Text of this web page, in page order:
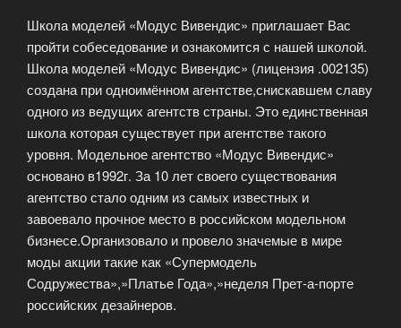
Школа моделей «Модус Вивендис» приглашает Вас
пройти собеседование и ознакомится с нашей школой.
Школа моделей «Модус Вивендис» (лицензия .002135)
создана при одноимённом агентстве,снискавшем славу
одного из ведущих агентств страны. Это единственная
школа которая существует при агентстве такого
уровня. Модельное агентство «Модус Вивендис»
основано в1992г. За 10 лет своего существования
агентство стало одним из самых известных и
завоевало прочное место в российском модельном
бизнесе.Организовало и провело значемые в мире
моды акции такие как «Супермодель
Содружества»,»Платье Года»,»неделя Прет-а-порте
российских дезайнеров.